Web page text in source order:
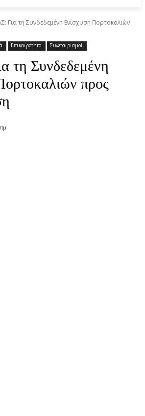
Για τη Συνδεδεμένη Ενίσχυση Πορτοκαλιών
Επικαιρότητα Συνεταιρισμοί
τη Συνδεδεμένη
προς